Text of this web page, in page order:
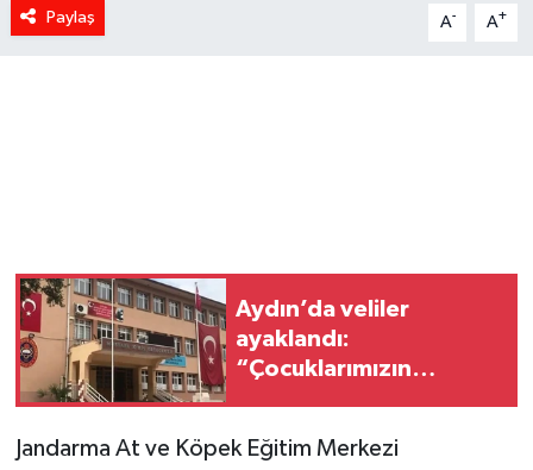
Paylaş A- A+
Aydın’da veliler
ayaklandı:
“Çocuklarımızın
edilemez”
Jandarma At ve Köpek Eğitim Merkezi